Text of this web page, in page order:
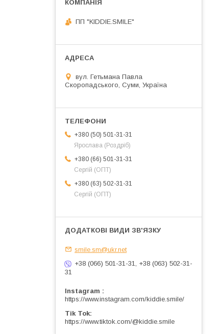
ПП "KIDDIE.SMILE"
вул. Гетьмана Павла
Скоропадського, Суми, Україна
+380 (50) 501-31-31
Ярослава (Роздріб)
+380 (66) 501-31-31
Сергій (ОПТ)
+380 (63) 502-31-31
Сергій (ОПТ)
smile.sm@ukr.net
+38 (066) 501-31-31, +38 (063) 502-31-
31
Instagram
https://www.instagram.com/kiddie.smile/
Tik Tok
https://www.tiktok.com/@kiddie.smile